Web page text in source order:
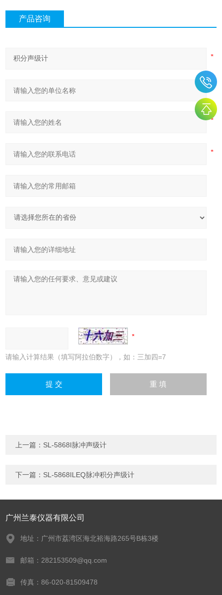
产品咨询
请输入计算结果（填写阿拉伯数字），如：三加四=7
上一篇： SL-5868I脉冲声级计
下一篇： SL-5868ILEQ脉冲积分声级计
广州兰泰仪器有限公司
地址：广州市荔湾区海北裕海路265号B栋3楼
邮箱：282153509@qq.com
传真：86-020-81509478